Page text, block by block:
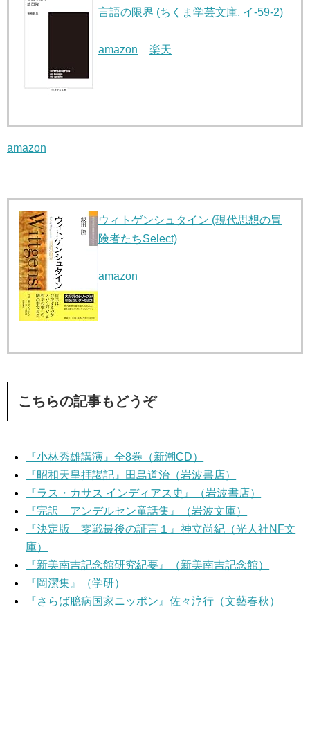
言語の限界 (ちくま学芸文庫, イ-59-2)
amazon 楽天
amazon
ウィトゲンシュタイン (現代思想の冒
険者たちSelect)
amazon
こちらの記事もどうぞ
『小林秀雄講演』全8巻（新潮CD）
『昭和天皇拝謁記』田島道治（岩波書店）
『ラス・カサス インディアス史』（岩波書店）
『完訳 アンデルセン童話集』（岩波文庫）
『決定版 零戦最後の証言１』神立尚紀（光人社NF文
庫）
『新美南吉記念館研究紀要』（新美南吉記念館）
『岡潔集』（学研）
『さらば臆病国家ニッポン』佐々淳行（文藝春秋）